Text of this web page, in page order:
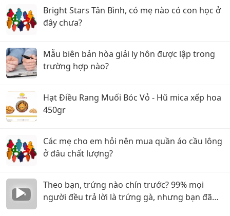
Bright Stars Tân Bình, có mẹ nào có con học ở
đây chưa?
Mẫu biên bản hòa giải ly hôn được lập trong
trường hợp nào?
Hạt Điều Rang Muối Bóc Vỏ - Hũ mica xếp hoa
450gr
Các mẹ cho em hỏi nên mua quần áo cầu lông
ở đâu chất lượng?
Theo bạn, trứng nào chín trước? 99% mọi
người đều trả lời là trứng gà, nhưng bạn đã